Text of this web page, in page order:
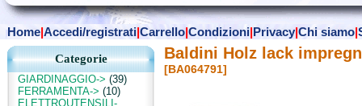
Home|Accedi/registrati|Carrello|Condizioni|Privacy|Chi siamo|
Categorie
GIARDINAGGIO-> (39)
FERRAMENTA-> (10)
ELETTROUTENSILI-
Baldini Holz lack
[BA064791]